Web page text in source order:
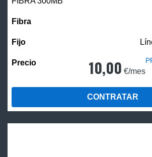
10,00 €/mes
CONTRATAR